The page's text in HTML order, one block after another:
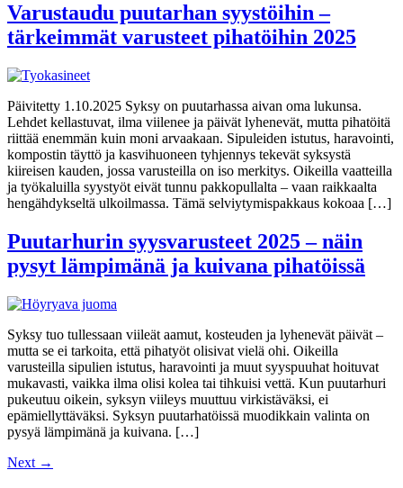
Varustaudu puutarhan syystöihin –
tärkeimmät varusteet pihatöihin 2025
Päivitetty 1.10.2025 Syksy on puutarhassa aivan oma lukunsa.
Lehdet kellastuvat, ilma viilenee ja päivät lyhenevät, mutta pihatöitä
riittää enemmän kuin moni arvaakaan. Sipuleiden istutus, haravointi,
kompostin täyttö ja kasvihuoneen tyhjennys tekevät syksystä
kiireisen kauden, jossa varusteilla on iso merkitys. Oikeilla vaatteilla
ja työkaluilla syystyöt eivät tunnu pakkopullalta – vaan raikkaalta
hengähdykseltä ulkoilmassa. Tämä selviytymispakkaus kokoaa […]
Puutarhurin syysvarusteet 2025 – näin
pysyt lämpimänä ja kuivana pihatöissä
Syksy tuo tullessaan viileät aamut, kosteuden ja lyhenevät päivät –
mutta se ei tarkoita, että pihatyöt olisivat vielä ohi. Oikeilla
varusteilla sipulien istutus, haravointi ja muut syyspuuhat hoituvat
mukavasti, vaikka ilma olisi kolea tai tihkuisi vettä. Kun puutarhuri
pukeutuu oikein, syksyn viileys muuttuu virkistäväksi, ei
epämiellyttäväksi. Syksyn puutarhatöissä muodikkain valinta on
pysyä lämpimänä ja kuivana. […]
Next →